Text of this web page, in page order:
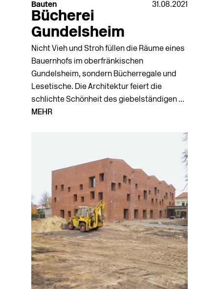
Bauten 31.08.2021
Bücherei
Gundelsheim
Nicht Vieh und Stroh füllen die Räume eines
Bauernhofs im oberfränkischen
Gundelsheim, sondern Bücherregale und
Lesetische. Die Architektur feiert die
schlichte Schönheit des giebelständigen ...
MEHR